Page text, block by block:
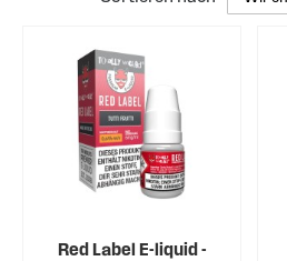
Red Label E-liquid -